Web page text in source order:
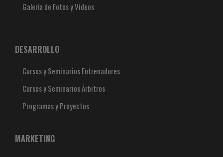
Galería de Fotos y Videos
DESARROLLO
Cursos y Seminarios Entrenadores
Cursos y Seminarios Árbitros
Programas y Proyectos
MARKETING